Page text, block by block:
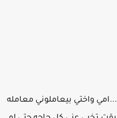
واختي بيعاملوني معامله